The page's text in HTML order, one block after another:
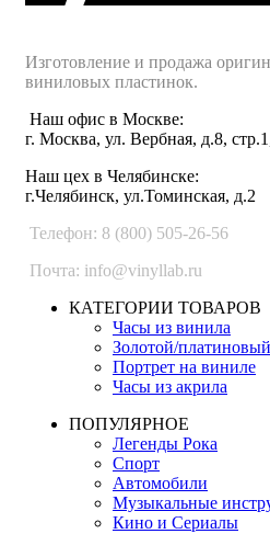
Изготовление и продажа
виниловых пластинок.
Наш офис в Москве:
г. Москва, ул. Вербная, д.8,
Наш цех в Челябинске:
г.Челябинск, ул.Томинская, д.2
Телефон: 8 (800) 505-26-56
Почта: info@vinyllab.ru
КАТЕГОРИИ ТОВАРОВ
Часы из винила
Золотой/
Портрет на виниле
Часы из акрила
ПОПУЛЯРНОЕ
Легенды Рока
Спорт
Автомобили
Музыкальные
Кино и Сериалы